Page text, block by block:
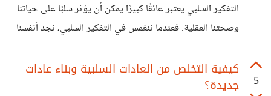
تعتبر فترة المراهقة مرحلة حساسة ومليئة بالتحديات والتغيرات
بالنسبة للمراهق وأسرته، ولذا يجب على الوالدين والمربين أن
يكونوا على دراية بكيفية التعامل مع المراهقين خلال هذه الفترة
ومساعدتهم
التفكير السلبي يعتبر عائقًا كبيرًا يمكن أن يؤثر سلبًا على حياتنا
وصحتنا العقلية. فعندما ننغمس في التفكير السلبي، نجد أنفسنا
محاصرين في دوامة من الأفكار السيئة والمشاعر السلبية التي
تؤثر على حالتنا العامة. ولكن هل تعلم أنه يمكننا تغيير هذا النمط
السلبي والتخلص منه؟ في هذا المقال، سنستكشف كيفية التغلب
5
كيفية التخلص من العادات السلبية وبناء عادات
جديدة؟